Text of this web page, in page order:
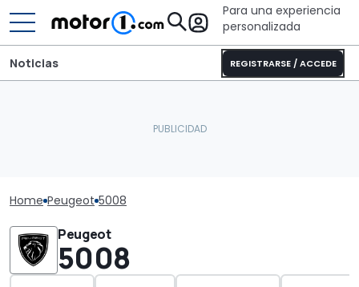
Para una experiencia
personalizada
REGISTRARSE / ACCEDE
Noticias
Home Peugeot 5008
Peugeot
5008